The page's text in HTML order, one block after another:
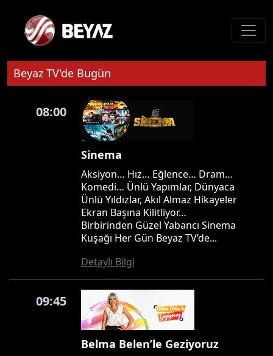
Beyaz TV'de Bugün
08:00
Sinema
Aksiyon… Hız… Eğlence… Dram…
Komedi… Ünlü Yapımlar, Dünyaca
Ünlü Yıldızlar, Akıl Almaz Hikayeler
Ekran Başına Kilitliyor…
Birbirinden Güzel Yabancı Sinema
Kuşağı Her Gün Beyaz TV’de...
Detaylı Bilgi
09:45
Belma Belen’le Geziyoruz